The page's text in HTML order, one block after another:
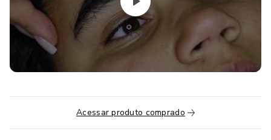
Acessar produto comprado